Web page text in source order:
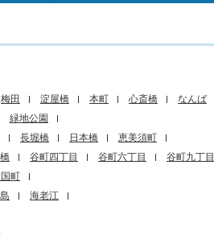
梅田 淀屋橋 本町 心斎橋 なんば
緑地公園
長堀橋 日本橋
恵美須町
谷町四丁目 谷町六丁目 谷町九丁目
町
海老江